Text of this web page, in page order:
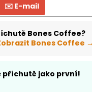
✉️ E-mail
Bones Coffee?
Bones Coffee →
příchutě jako první!